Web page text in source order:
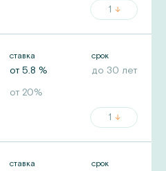
1
ставка
от 5.8 %
срок
до 30 лет
от 20%
1
ставка срок